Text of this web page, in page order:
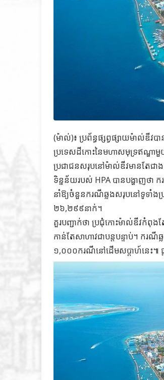
(ម៉ាល់)៖ ប្រព័ន្ធផ្សព្វផ្សាយម៉ាល់ឌីវប
ប្រទេសដីកោះនៃមហាសមុទ្រឥណ្ឌា
ប្រជាជនសរុបនៅម៉ាល់ឌីវមានតែជ
ទិន្នន័យរបស់ HPA បានបង្ហាញថ
នាំឱ្យចំនួនករណីឆ្លងសរុបនៅទូទាំង
២៦,២៩៩នាក់។
គួរបញ្ជាក់ថា ប្រជុំកោះម៉ាល់ឌីវកំពុង
កាន់តែសាហាវជាបន្តបន្ទាប់។ ករ
១,០០០ករណីនៅដើមសប្ដាហ៍នេះ៕